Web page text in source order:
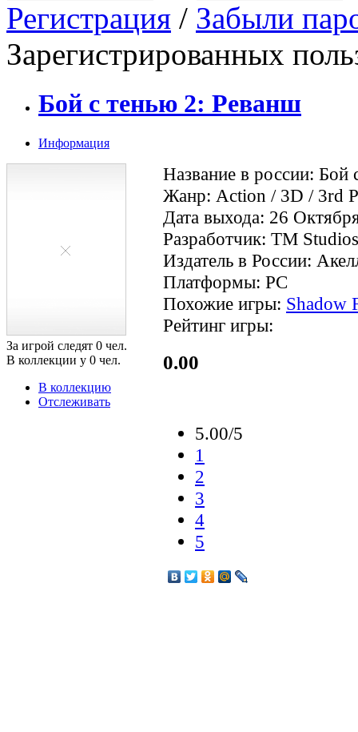
Регистрация / Забыли
Зарегистрированных
Бой с тенью 2: Реванш
Информация
За игрой следят 0 чел.
В коллекции у 0 чел.
В коллекцию
Отслеживать
Название в россии: Бой
Жанр: Action / 3D / 3rd
Дата выхода: 26
Разработчик: TM Studios
Издатель в России:
Платформы: PC
Похожие игры: Shadow
Рейтинг игры:
0.00
5.00/5
1
2
3
4
5